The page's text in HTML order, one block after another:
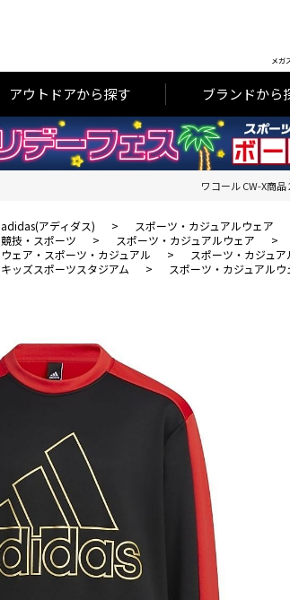
メガ
アウトドアから探す ブランドから
ワコール CW-X商
adidas(アディダス) > スポーツ・カジュアルウェア
競技・スポーツ > スポーツ・カジュアルウェア >
ウェア・スポーツ・カジュアル > スポーツ・カジュア
キッズスポーツスタジアム > スポーツ・カジュアルウ